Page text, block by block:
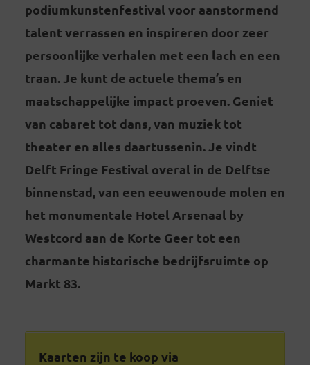
podiumkunstenfestival voor aanstormend
talent verrassen en inspireren door zeer
persoonlijke verhalen met een lach en een
traan. Je kunt de actuele thema’s en
maatschappelijke impact proeven. Geniet
van cabaret tot dans, van muziek tot
theater en alles daartussenin. Je vindt
Delft Fringe Festival overal in de Delftse
binnenstad, van een eeuwenoude molen en
het monumentale Hotel Arsenaal by
Westcord aan de Korte Geer tot een
charmante historische bedrijfsruimte op
Markt 83.
Kaarten zijn te koop via